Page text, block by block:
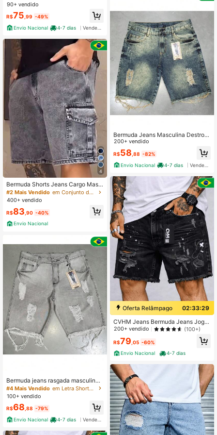
nco cinza-azulado
90+ vendido
R$75 ,99 -49%
Envio Nacional
4-7 dias
4
Bermuda Shorts Jeans Cargo Masc
ulino Bolsos
#2 Mais Vendido
em Conjunto de 2 peças Shorts jeans masculinos
400+ vendido
R$83 ,90 -40%
Envio Nacional
Bermuda jeans rasgada masculina
com bolsos e zíper, tecido não elást
ico, comprimento curto
#4 Mais Vendido
em Letra Shorts jeans masculinos
100+ vendido
R$68,88 -79%
Envio Nacional
4-7 dias
Bermuda Jeans Masculina Destroy
ed Rasgada Estilo Urbano
200+ vendido
R$58 ,88 -82%
Envio Nacional
4-7 dias
Oferta Relâmpago
02:33:28
CVHM Jeans Bermuda Jeans Joga
dor Shorts Jeans Masculino UrsoFe
t jogador
200+ vendido (100+)
R$79 ,05 -60%
Envio Nacional
4-7 dias